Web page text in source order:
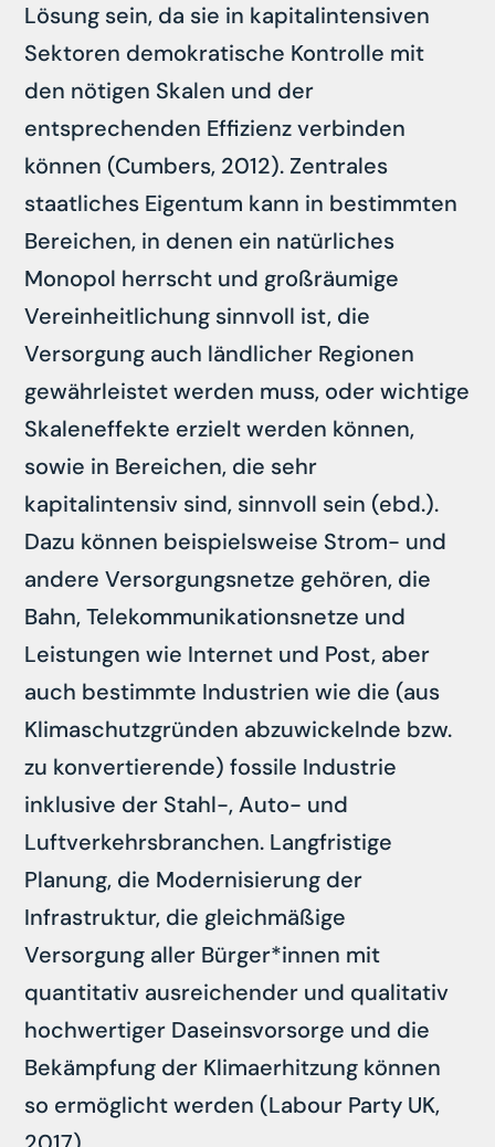
Lösung sein, da sie in kapitalintensiven
Sektoren demokratische Kontrolle mit
den nötigen Skalen und der
entsprechenden Effizienz verbinden
können (Cumbers, 2012). Zentrales
staatliches Eigentum kann in bestimmten
Bereichen, in denen ein natürliches
Monopol herrscht und großräumige
Vereinheitlichung sinnvoll ist, die
Versorgung auch ländlicher Regionen
gewährleistet werden muss, oder wichtige
Skaleneffekte erzielt werden können,
sowie in Bereichen, die sehr
kapitalintensiv sind, sinnvoll sein (ebd.).
Dazu können beispielsweise Strom- und
andere Versorgungsnetze gehören, die
Bahn, Telekommunikationsnetze und
Leistungen wie Internet und Post, aber
auch bestimmte Industrien wie die (aus
Klimaschutzgründen abzuwickelnde bzw.
zu konvertierende) fossile Industrie
inklusive der Stahl-, Auto- und
Luftverkehrsbranchen. Langfristige
Planung, die Modernisierung der
Infrastruktur, die gleichmäßige
Versorgung aller Bürger*innen mit
quantitativ ausreichender und qualitativ
hochwertiger Daseinsvorsorge und die
Bekämpfung der Klimaerhitzung können
so ermöglicht werden (Labour Party UK,